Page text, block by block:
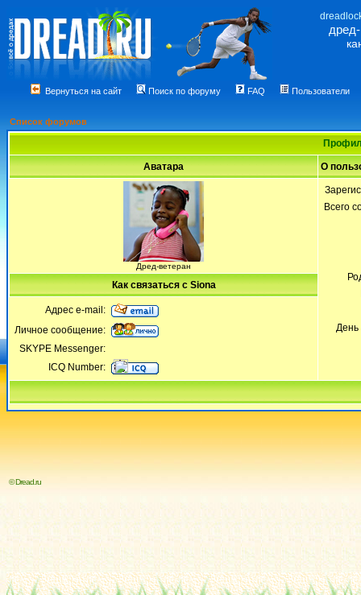
Вернуться на сайт Поиск по форуму FAQ Пользователи
Список форумов
Аватара О
Дред-ветеран
Всего
День
Как связаться с Siona
Адрес e-mail:
Личное сообщение:
SKYPE Messenger:
ICQ Number:
© Dread.ru